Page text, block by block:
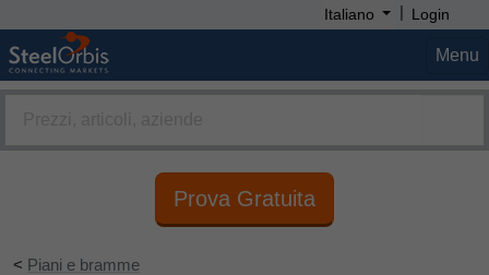
Italiano | Login
Menu
Prova Gratuita
< Piani e bramme